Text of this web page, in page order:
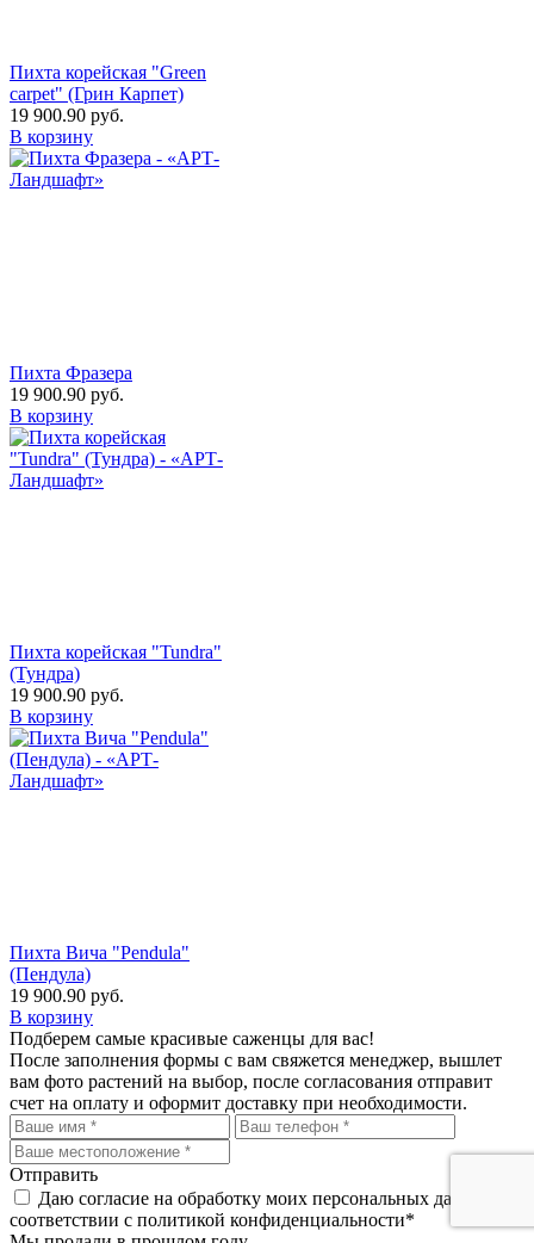
Пихта корейская "Green
carpet" (Грин Карпет)
19 900.90 руб.
В корзину
Пихта Фразера
19 900.90 руб.
В корзину
Пихта корейская "Tundra"
(Тундра)
19 900.90 руб.
В корзину
Пихта Вича "Pendula"
(Пендула)
19 900.90 руб.
В корзину
Подберем самые красивые саженцы для вас!
После заполнения формы с вам свяжется менеджер, вышлет
вам фото растений на выбор, после согласования отправит
счет на оплату и оформит доставку при необходимости.
Отправить
Даю согласие на обработку моих персональных данных, в
соответствии с политикой конфиденциальности*